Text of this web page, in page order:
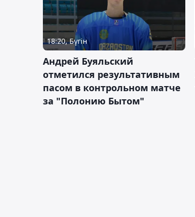
18:20, Бүгін
Андрей Буяльский
отметился результативным
пасом в контрольном матче
за "Полонию Бытом"